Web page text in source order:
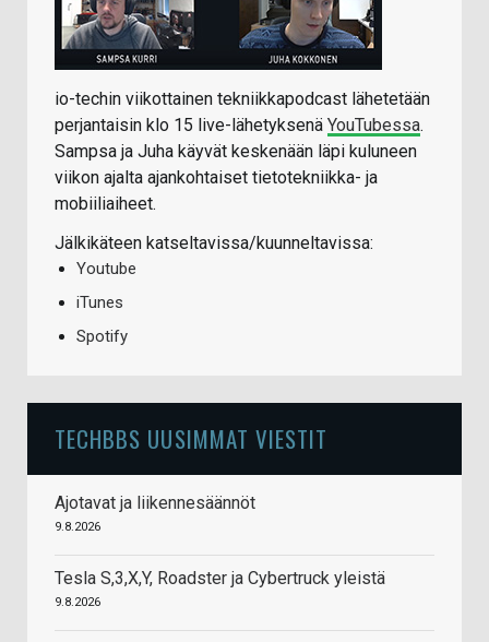
io-techin viikottainen tekniikkapodcast lähetetään
perjantaisin klo 15 live-lähetyksenä YouTubessa.
Sampsa ja Juha käyvät keskenään läpi kuluneen
viikon ajalta ajankohtaiset tietotekniikka- ja
mobiiliaiheet.
Jälkikäteen katseltavissa/kuunneltavissa:
Youtube
iTunes
Spotify
TECHBBS UUSIMMAT VIESTIT
Ajotavat ja liikennesäännöt
9.8.2026
Tesla S,3,X,Y, Roadster ja Cybertruck yleistä
9.8.2026